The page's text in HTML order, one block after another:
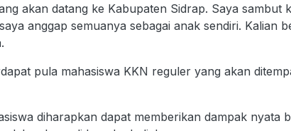
akan datang ke Kabupaten Sidrap. Saya sambut
anggap semuanya sebagai anak sendiri. Kalian
pula mahasiswa KKN reguler yang akan
diharapkan dapat memberikan dampak nyata